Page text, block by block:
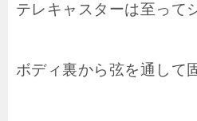
テレキャスターは至って
ボディ裏から弦を通して